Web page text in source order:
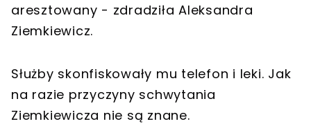
aresztowany - zdradziła Aleksandra
Ziemkiewicz.
Służby skonfiskowały mu telefon i leki. Jak
na razie przyczyny schwytania
Ziemkiewicza nie są znane.